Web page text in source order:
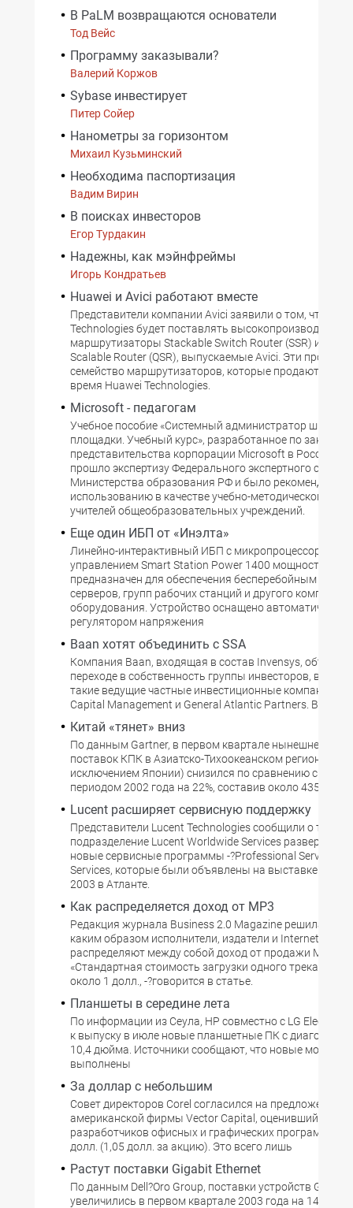
В PaLM возвращаются основатели
Тод Вейс
Программу заказывали?
Валерий Коржов
Sybase инвестирует
Питер Сойер
Нанометры за горизонтом
Михаил Кузьминский
Необходима паспортизация
Вадим Вирин
В поисках инвесторов
Егор Турдакин
Надежны, как мэйнфреймы
Игорь Кондратьев
Huawei и Avici работают вместе
Представители компании Avici заявили о том, что
Technologies будет поставлять
маршрутизаторы Stackable Switch Router (SSR) и
Scalable Router (QSR), выпускаемые Avici. Эти
семейство маршрутизаторов, которые продаются в
время Huawei Technologies.
Microsoft - педагогам
Учебное пособие «Системный администратор
площадки. Учебный курс», разработанное по заказу
представительства корпорации Microsoft в России и
прошло экспертизу Федерального экспертного совета
Министерства образования РФ и было
использованию в качестве учебно-методического
учителей общеобразовательных учреждений.
Еще один ИБП от «Инэлта»
Линейно-интерактивный ИБП с микропроцессорным
управлением Smart Station Power 1400 мощностью
предназначен для обеспечения бесперебойным
серверов, групп рабочих станций и другого
оборудования. Устройство оснащено автоматическим
регулятором напряжения
Baan хотят объединить с SSA
Компания Baan, входящая в состав Invensys,
переходе в собственность группы инвесторов,
такие ведущие частные инвестиционные компании,
Capital Management и General Atlantic Partners. В
Китай «тянет» вниз
По данным Gartner, в первом квартале нынешнего
поставок КПК в Азиатско-Тихоокеанском регионе (за
исключением Японии) снизился по сравнению с тем
периодом 2002 года на 22%, составив около 435 тыс.
Lucent расширяет сервисную поддержку
Представители Lucent Technologies сообщили о том,
подразделение Lucent Worldwide Services
новые сервисные программы -?Professional Services и
Services, которые были объявлены на выставке
2003 в Атланте.
Как распределяется доход от MP3
Редакция журнала Business 2.0 Magazine решила
каким образом исполнители, издатели и Internet-
распределяют между собой доход от продажи MP3-
«Стандартная стоимость загрузки одного трека
около 1 долл., -?говорится в статье.
Планшеты в середине лета
По информации из Сеула, HP совместно с LG
к выпуску в июле новые планшетные ПК с
10,4 дюйма. Источники сообщают, что новые модели
выполнены
За доллар с небольшим
Совет директоров Corel согласился на предложение
американской фирмы Vector Capital, оценивший
разработчиков офисных и графических программ в
долл. (1,05 долл. за акцию). Это всего лишь
Растут поставки Gigabit Ethernet
По данным Dell?Oro Group, поставки устройств Gigabit
увеличились в первом квартале 2003 года на 14% (по